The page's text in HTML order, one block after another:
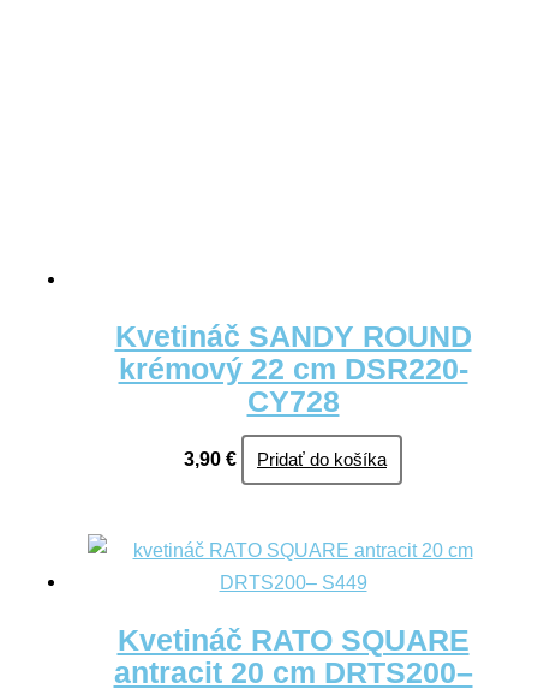
Kvetináč SANDY ROUND
krémový 22 cm DSR220-
CY728
3,90 € Pridať do košíka
Kvetináč RATO SQUARE
antracit 20 cm DRTS200–